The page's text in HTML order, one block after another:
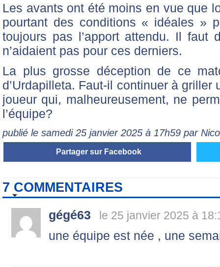
Les avants ont été moins en vue que
pourtant des conditions « idéales »
toujours pas l’apport attendu. Il faut
n’aidaient pas pour ces derniers.
La plus grosse déception de ce
d’Urdapilleta. Faut-il continuer à
joueur qui, malheureusement, ne
l’équipe?
publié le samedi 25 janvier 2025 à 17h59 par
Partager sur Facebook
7 COMMENTAIRES
gégé63 le 25 janvier 2025 à
une équipe est née , une